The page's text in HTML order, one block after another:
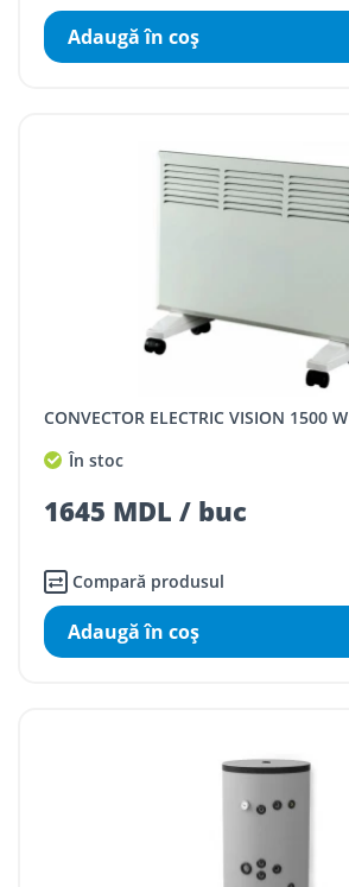
Adaugă în coş
CONVECTOR ELECTRIC VISION 1500 W
În stoc
1645 MDL / buc
Compară produsul
Adaugă în coş